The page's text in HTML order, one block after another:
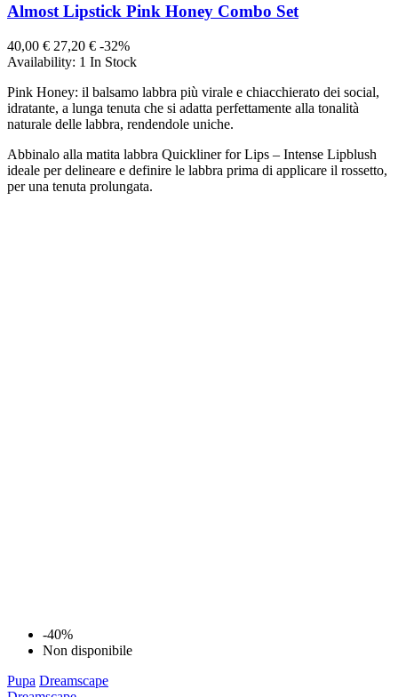
Almost Lipstick Pink Honey Combo Set
40,00 € 27,20 € -32%
Availability: 1 In Stock
Pink Honey: il balsamo labbra più virale e chiacchierato dei social,
idratante, a lunga tenuta che si adatta perfettamente alla tonalità
naturale delle labbra, rendendole uniche.
Abbinalo alla matita labbra Quickliner for Lips – Intense Lipblush
ideale per delineare e definire le labbra prima di applicare il rossetto,
per una tenuta prolungata.
-40%
Non disponibile
Pupa Dreamscape